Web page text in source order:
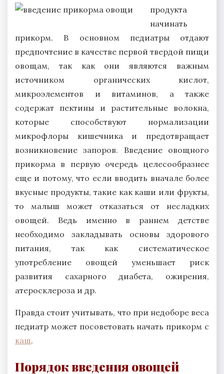
продукта
начинать
прикорм. В основном педиатры отдают
предпочтение в качестве первой твердой пищи
овощам, так как они являются важным
источником органических кислот,
микроэлементов и витаминов, а также
содержат пектины и растительные волокна,
которые способствуют нормализации
микрофлоры кишечника и предотвращает
возникновение запоров. Введение овощного
прикорма в первую очередь целесообразнее
еще и потому, что если вводить вначале более
вкусные продукты, такие как каши или фрукты,
то малыш может отказаться от несладких
овощей. Ведь именно в раннем детстве
необходимо закладывать основы здорового
питания, так как систематическое
употребление овощей уменьшает риск
развития сахарного диабета, ожирения,
атеросклероза и др.
Правда стоит учитывать, что при недоборе веса
педиатр может посоветовать начать прикорм с
каш.
Порядок введения овощей